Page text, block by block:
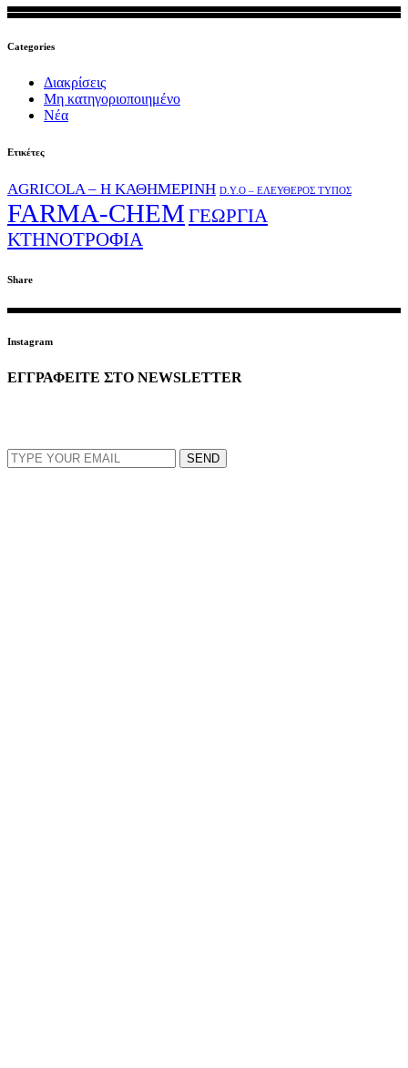
Categories
Διακρίσεις
Μη κατηγοριοποιημένο
Νέα
Ετικέτες
AGRICOLA – Η ΚΑΘΗΜΕΡΙΝΗ D.Y.O – ΕΛΕΥΘΕΡΟΣ ΤΥΠΟΣ
FARMA-CHEM ΓΕΩΡΓΙΑ
ΚΤΗΝΟΤΡΟΦΙΑ
Share
Instagram
ΕΓΓΡΑΦΕΙΤΕ ΣΤΟ NEWSLETTER